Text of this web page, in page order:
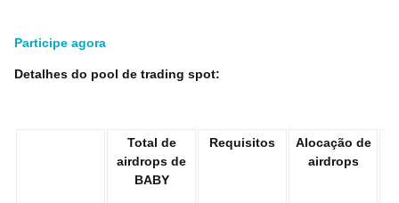
Participe agora
Detalhes do pool de trading spot:
Total de
airdrops de
BABY
Requisitos
Alocação de
airdrops